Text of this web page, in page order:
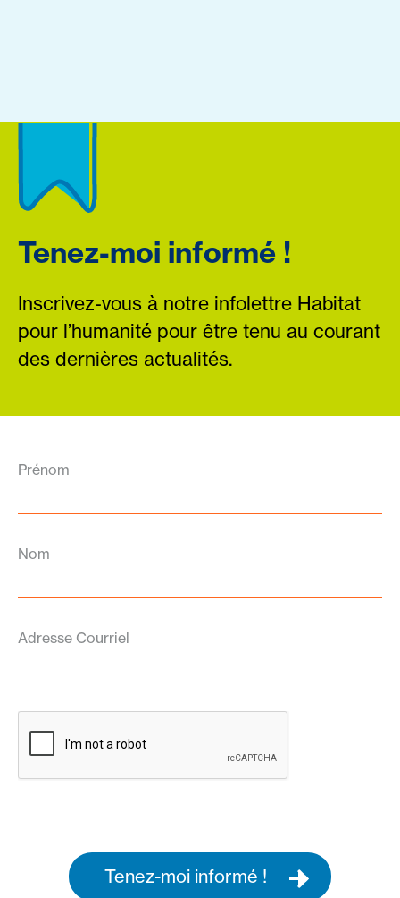
Tenez-moi informé !
Inscrivez-vous à notre infolettre Habitat
pour l’humanité pour être tenu au courant
des dernières actualités.
Prénom
Nom
Adresse Courriel
Tenez-moi informé !